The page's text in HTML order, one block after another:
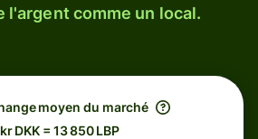
l'argent comme un local.
moyen du marché
DKK = 13 850 LBP